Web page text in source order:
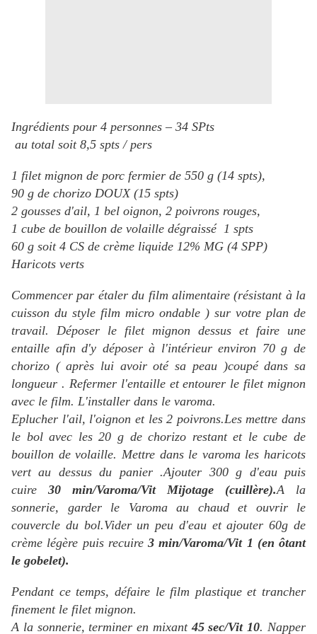
Ingrédients pour 4 personnes – 34 SPts
au total soit 8,5 spts / pers
1 filet mignon de porc fermier de 550 g (14 spts),
90 g de chorizo DOUX (15 spts)
2 gousses d'ail, 1 bel oignon, 2 poivrons rouges,
1 cube de bouillon de volaille dégraissé 1 spts
60 g soit 4 CS de crème liquide 12% MG (4 SPP)
Haricots verts
Commencer par étaler du film alimentaire (résistant à la
cuisson du style film micro ondable ) sur votre plan de
travail. Déposer le filet mignon dessus et faire une
entaille afin d'y déposer à l'intérieur environ 70 g de
chorizo ( après lui avoir oté sa peau )coupé dans sa
longueur . Refermer l'entaille et entourer le filet mignon
avec le film. L'installer dans le varoma.
Eplucher l'ail, l'oignon et les 2 poivrons.Les mettre dans
le bol avec les 20 g de chorizo restant et le cube de
bouillon de volaille. Mettre dans le varoma les haricots
vert au dessus du panier .Ajouter 300 g d'eau puis
cuire 30 min/Varoma/Vit Mijotage (cuillère).A la
sonnerie, garder le Varoma au chaud et ouvrir le
couvercle du bol.Vider un peu d'eau et ajouter 60g de
crème légère puis recuire 3 min/Varoma/Vit 1 (en ôtant
le gobelet).
Pendant ce temps, défaire le film plastique et trancher
finement le filet mignon.
A la sonnerie, terminer en mixant45 sec/Vit 10. Napper